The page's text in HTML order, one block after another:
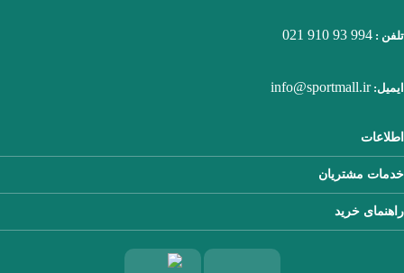
تلفن : 021 910 93 994
ایمیل:info@sportmall.ir
اطلاعات
خدمات مشتریان
راهنمای خرید